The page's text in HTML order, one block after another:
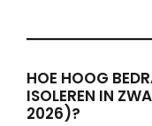
HOE HOOG
ISOLEREN IN
2026)?